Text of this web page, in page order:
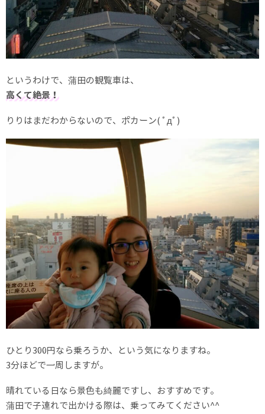
というわけで、蒲田の観覧車は、
高くて絶景！
りりはまだわからないので、ポカーン( ﾟдﾟ)
ひとり300円なら乗ろうか、という気になりますね。
3分ほどで一周しますが。
晴れている日なら景色も綺麗ですし、おすすめです。
蒲田で子連れで出かける際は、乗ってみてください^^